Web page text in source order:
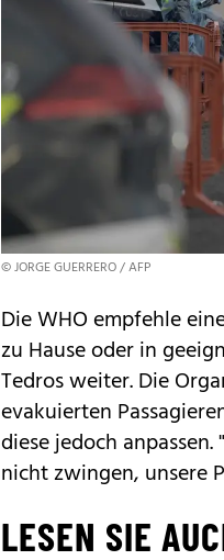
© JORGE GUERRERO / AFP
Die WHO empfehle
zu Hause oder in
Tedros weiter. Die
evakuierten
diese jedoch
nicht zwingen, unsere
LESEN SIE